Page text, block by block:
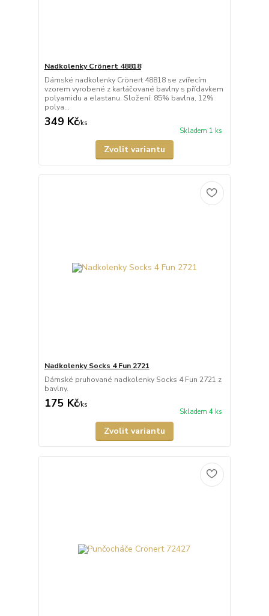
Nadkolenky Crönert 48818
Dámské nadkolenky Crönert 48818 se zvířecím
vzorem vyrobené z kartáčované bavlny s přídavkem
polyamidu a elastanu. Složení: 85% bavlna, 12%
polya...
349 Kč/ks
Skladem 1 ks
Zvolit variantu
Nadkolenky Socks 4 Fun 2721
Dámské pruhované nadkolenky Socks 4 Fun 2721 z
bavlny.
175 Kč/ks
Skladem 4 ks
Zvolit variantu